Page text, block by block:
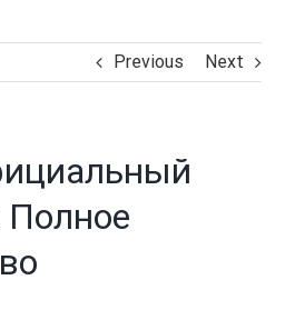
Previous Next
Полное